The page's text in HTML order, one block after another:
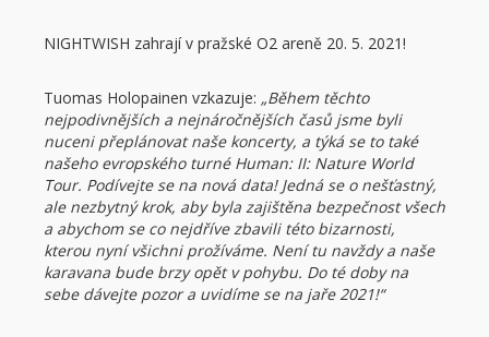
NIGHTWISH zahrají v pražské O2 areně 20. 5. 2021!
Tuomas Holopainen vzkazuje: „Během těchto
nejpodivnějších a nejnáročnějších časů jsme byli
nuceni přeplánovat naše koncerty, a týká se to také
našeho evropského turné Human: II: Nature World
Tour. Podívejte se na nová data! Jedná se o nešťastný,
ale nezbytný krok, aby byla zajištěna bezpečnost všech
a abychom se co nejdříve zbavili této bizarnosti,
kterou nyní všichni prožíváme. Není tu navždy a naše
karavana bude brzy opět v pohybu. Do té doby na
sebe dávejte pozor a uvidíme se na jaře 2021!“